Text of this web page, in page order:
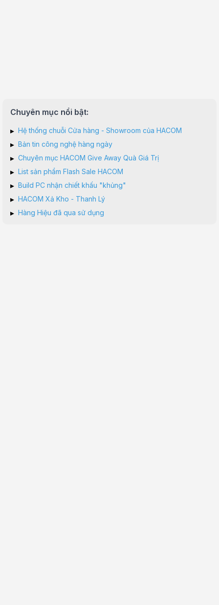
Chuyên mục nổi bật:
▸ Hệ thống chuỗi Cửa hàng - Showroom của HACOM
▸ Bản tin công nghệ hàng ngày
▸ Chuyên mục HACOM Give Away Quà Giá Trị
▸ List sản phẩm Flash Sale HACOM
▸ Build PC nhận chiết khấu "khủng"
▸ HACOM Xả Kho - Thanh Lý
▸ Hàng Hiệu đã qua sử dụng